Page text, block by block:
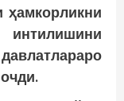
ҳамкорликни